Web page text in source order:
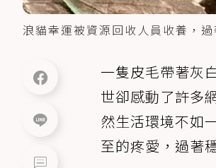
浪貓幸運被資源回收人員收養，
一隻皮毛帶著灰
世卻感動了許多
然生活環境不如
至的疼愛，過著